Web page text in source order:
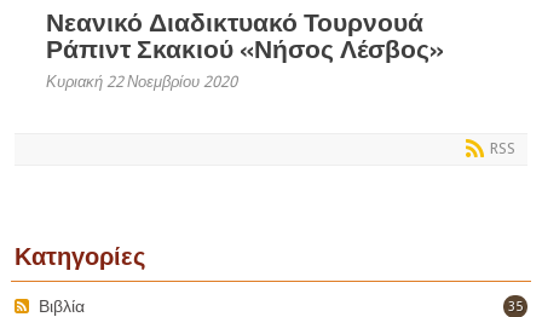
Νεανικό Διαδικτυακό Τουρνουά
Ράπιντ Σκακιού «Νήσος Λέσβος»
Κυριακή 22 Νοεμβρίου 2020
RSS
Κατηγορίες
35
Βιβλία